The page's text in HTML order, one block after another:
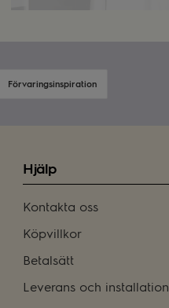
Förvaringsinspiration
Hjälp
Kontakta oss
Köpvillkor
Betalsätt
Leverans och installation